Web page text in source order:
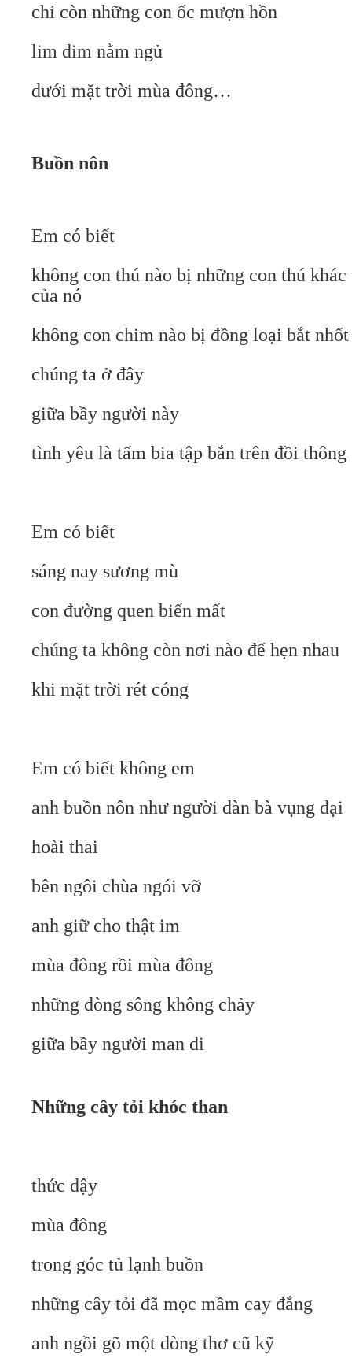
chỉ còn những con ốc mượn hồn
lim dim nằm ngủ
dưới mặt trời mùa đông…
Buồn nôn
Em có biết
không con thú nào bị những con thú
của nó
không con chim nào bị đồng loại bắt
chúng ta ở đây
giữa bầy người này
tình yêu là tấm bia tập bắn trên đồi
Em có biết
sáng nay sương mù
con đường quen biến mất
chúng ta không còn nơi nào để hẹn nhau
khi mặt trời rét cóng
Em có biết không em
anh buồn nôn như người đàn bà vụng dại
hoài thai
bên ngôi chùa ngói vỡ
anh giữ cho thật im
mùa đông rồi mùa đông
những dòng sông không chảy
giữa bầy người man di
Những cây tỏi khóc than
thức dậy
mùa đông
trong góc tủ lạnh buồn
những cây tỏi đã mọc mầm cay đắng
anh ngồi gõ một dòng thơ cũ kỹ